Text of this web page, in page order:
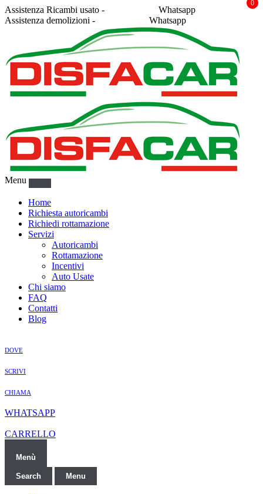
Assistenza Ricambi usato -
Whatsapp
Assistenza demolizioni -
Whatsapp
Menu
Home
Richiesta autoricambi
Richiedi rottamazione
Servizi
Autoricambi
Rottamazione
Incentivi
Auto Usate
Chi siamo
FAQ
Contatti
Blog
DOVE
SCRIVI
CHIAMA
WHATSAPP
0
CARRELLO
Menù
Search Menu